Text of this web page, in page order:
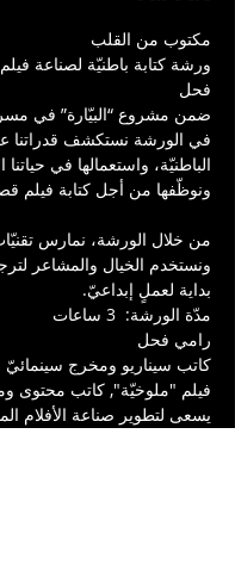
مكتوب من القلب
ورشة كتابة باطنيّة لصناعة
فحل
ضمن مشروع “البيّارة” في
في الورشة نستكشف قدراتنا
الباطنيّة، واستعمالها في حياتنا
ونوظّفها من أجل كتابة فيلم
من خلال الورشة، نمارس
ونستخدم الخيال والمشاعر
بداية لعملٍ إبداعيّ.
مدّة الورشة:  3 ساعات
رامي فحل
كاتب سيناريو ومخرج
فيلم "ملوخيّة", كاتب محتوى
يسعى لتطوير صناعة الأفلام